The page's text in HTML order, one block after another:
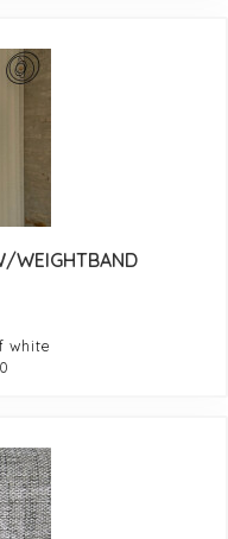
WEIGHTBAND
white